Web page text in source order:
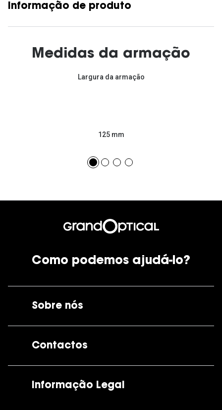
Informação de produto
Medidas da armação
Largura da armação
125 mm
Como podemos ajudá-lo?
Sobre nós
Contactos
Informação Legal